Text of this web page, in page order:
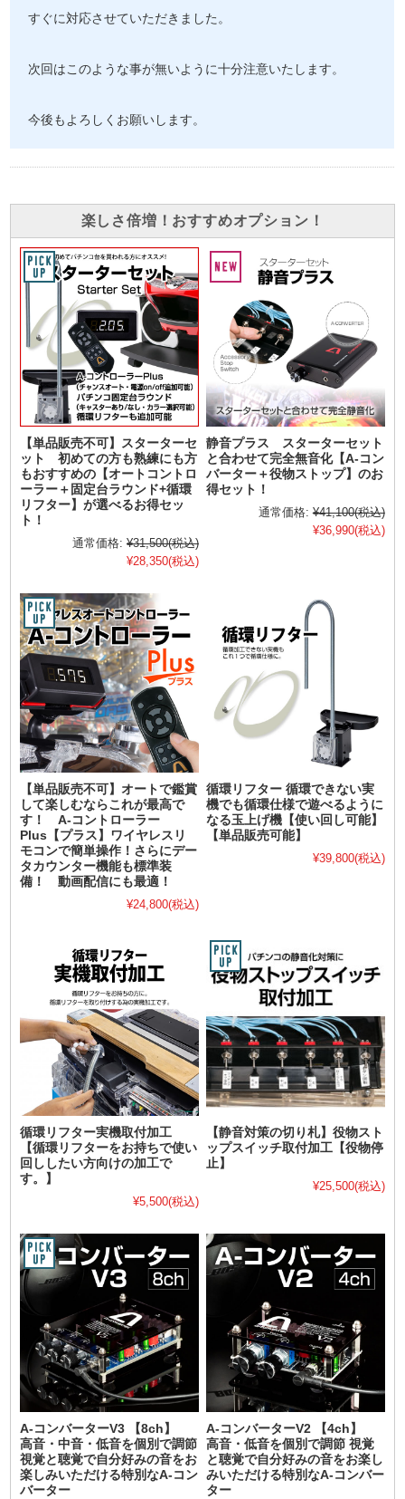
すぐに対応させていただきました。
次回はこのような事が無いように十分注意いたします。
今後もよろしくお願いします。
楽しさ倍増！おすすめオプション！
【単品販売不可】スターターセ
ット 初めての方も熟練にも方
もおすすめの【オートコントロ
ーラー＋固定台ラウンド+循環
リフター】が選べるお得セッ
ト！
通常価格: ¥31,500(税込)
¥28,350(税込)
静音プラス スターターセット
と合わせて完全無音化【A-コン
バーター＋役物ストップ】のお
得セット！
通常価格: ¥41,100(税込)
¥36,990(税込)
【単品販売不可】オートで鑑賞
して楽しむならこれが最高で
す！ A-コントローラー
Plus【プラス】ワイヤレスリ
モコンで簡単操作！さらにデー
タカウンター機能も標準装
備！ 動画配信にも最適！
¥24,800(税込)
循環リフター 循環できない実
機でも循環仕様で遊べるように
なる玉上げ機【使い回し可能】
【単品販売可能】
¥39,800(税込)
循環リフター実機取付加工
【循環リフターをお持ちで使い
回ししたい方向けの加工で
す。】
¥5,500(税込)
【静音対策の切り札】役物スト
ップスイッチ取付加工【役物停
止】
¥25,500(税込)
A-コンバーターV3 【8ch】
高音・中音・低音を個別で調節
視覚と聴覚で自分好みの音をお
楽しみいただける特別なA-コン
バーター
A-コンバーターV2 【4ch】
高音・低音を個別で調節 視覚
と聴覚で自分好みの音をお楽し
みいただける特別なA-コンバー
ター